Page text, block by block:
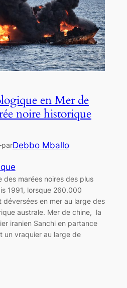
en Mer de
noire historique
parDebbo Mballo
des marées noires des plus
1991, lorsque 260.000
déversées en mer au large des
australe. Mer de chine, la
iranien Sanchi en partance
un vraquier au large de